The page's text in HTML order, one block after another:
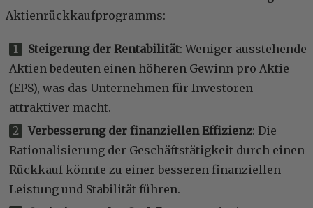
Aktienrückkaufprogramms:
Steigerung der Rentabilität: Weniger ausstehende
Aktien bedeuten einen höheren Gewinn pro Aktie
(EPS), was das Unternehmen für Investoren
attraktiver macht.
Verbesserung der finanziellen Effizienz: Die
Rationalisierung der Geschäftstätigkeit durch einen
Rückkauf könnte zu einer besseren finanziellen
Leistung und Stabilität führen.